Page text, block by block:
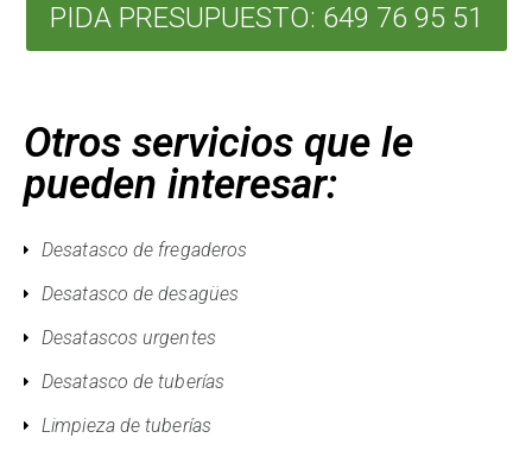
PIDA PRESUPUESTO: 649 76 95 51
Otros servicios que le
pueden interesar:
Desatasco de fregaderos
Desatasco de desagües
Desatascos urgentes
Desatasco de tuberías
Limpieza de tuberías